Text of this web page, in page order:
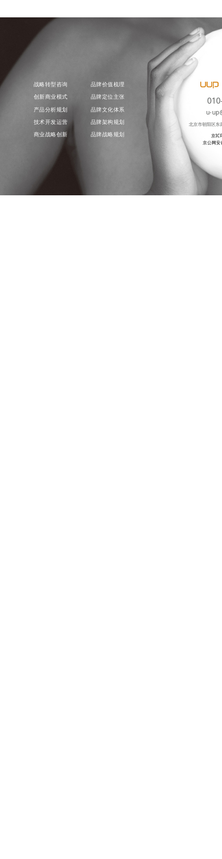
战略转型咨询
品牌价值梳理
创新商业模式
品牌定位主张
产品分析规划
品牌文化体系
技术开发运营
品牌架构规划
商业战略创新
品牌战略规划
u-
北京市朝阳区东
京
京公网安